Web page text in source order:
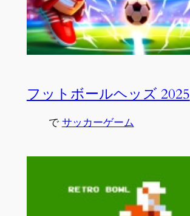
フットボールヘッズ 2025
で サッカーゲーム